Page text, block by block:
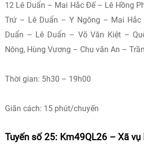
12 Lê Duẩn – Mai Hắc Đế – Lê Hồng
Trứ – Lê Duẩn – Y Ngông – Mai
Duẩn – Lê Duẩn – Võ Văn Kiệt –
Nông, Hùng Vương – Chu văn An –
Thời gian: 5h30 – 19h00
Giãn cách: 15 phút/chuyến
Tuyến số 25: Km49QL26 – Xã vụ